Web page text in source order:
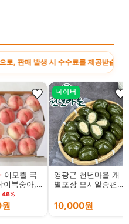
포스팅은 토스쇼핑 쉐어링크
이모뜰 국
이복숭아,
1개
46%
네이버
영광군 천년마을 개
별포장 모시알송편
송편 모싯잎떡
10,000원